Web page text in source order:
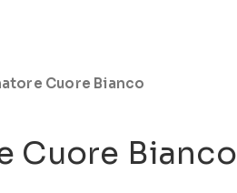
Cuore Bianco
Cuore Bianco